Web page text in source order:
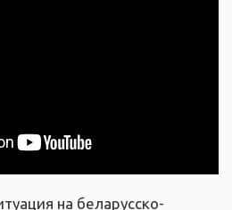
на беларусско-